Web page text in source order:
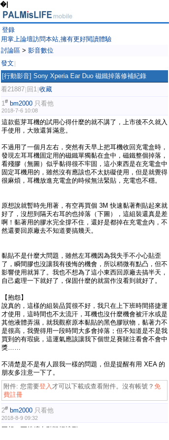
�|
登錄
用掌上論壇訪問本站,擁有更好閱讀體驗
討論區 > 影音數位
發文
[行動影音] Sony Xperia Ear Duo 磁鐵掉落修補紀錄
看21887 回1 收藏
1# bm2000 只看他
2018-7-6 10:08
這款藍芽耳機的試用心得什麼的就不講了，上市後不久就入
手使用，大致還算滿意。
不過用了一個月左右，突然有天早上把耳機收回充電盒時，
發現左耳耳機固定用的磁鐵單獨黏在盒中，磁鐵整個掉落，
看殘膠（無圖）似乎黏得很不牢固，這小東西是在充電盒中
固定耳機用的，雖然沒有應該也不太妨礙使用，但是就覺得
很麻煩，耳機放進充電盒的時候無法緊貼，充電也不穩。
原想說就暫時先用著，有空再買個 3M 快速黏著劑貼起來就
好了，沒想到隔天右耳的也掉落（下圖），這組裝還真是差
啊！黏著用的膠水完全撐不住，還好是都掉在充電盒內，不
然還要回原廠去不知道要搞幾天。
黏貼不是什麼大問題，雖然左耳機因為我失手不小心貼歪
了，瞬間膠也沒讓我有後悔的機會，所以稍微有點凸，但不
影響使用就算了。我也不想為了這小東西回原廠去搞半天，
自己處理一下就好了，保固什麼的就當作沒看到就好了。
【抱怨】
說真的，這樣的組裝品質很不好，我只在上下班時間搭捷運
才使用，這時間也不太流汗，耳機也沒什麼機會被汗水或是
其他液體弄濕，就我觀察原本黏貼的黑色膠狀物，黏著力不
是很高，我覺得用一段時間大多會掉落；但不知道是不是我
買到的有瑕疵，這運氣應該讓我下個世足賽賭注看會不會中
獎……
不清楚是不是有人跟我一樣的問題，但是提醒有用 XEA 的
朋友多注意一下了。
附件: 您需要登入才可以下載或查看附件。沒有帳號？ 免
費註冊
2# bm2000 只看他
2018-8-9 09:32
回報一下後續自動毀損情形。